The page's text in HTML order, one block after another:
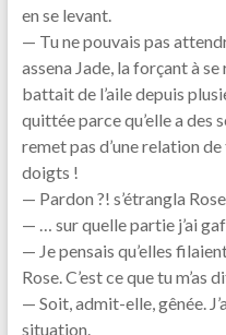
en se levant.
— Tu ne pouvais pas
assena Jade, la forçant à
battait de l’aile depuis
quittée parce qu’elle a des
remet pas d’une relation
doigts !
— Pardon ?! s’étrangla Rose.
— … sur quelle partie j’ai
— Je pensais qu’elles
Rose. C’est ce que tu m’as
— Soit, admit-elle, gênée.
situation.